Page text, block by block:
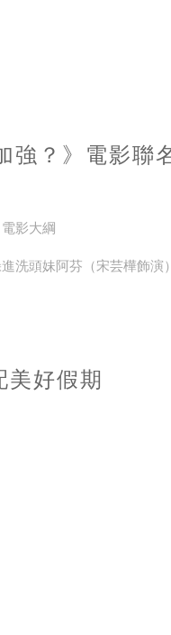
、薄荷水晶
強？》電影聯
影大綱
洗頭妹阿芬（宋芸樺飾
的幕後黑手卻也讓泰哥
美好假期
名，以義大利文的con結
應俱全，透過搭配完整感